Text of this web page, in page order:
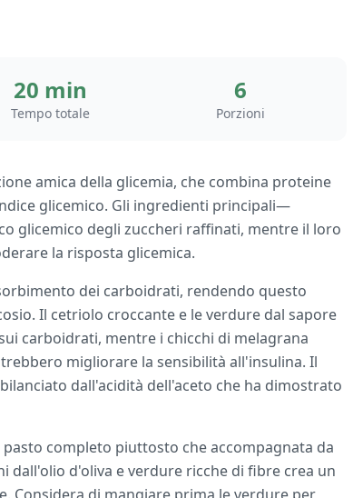
20 min
Tempo totale
6
Porzioni
amica della glicemia, che combina proteine
glicemico. Gli ingredienti principali—
glicemico degli zuccheri raffinati, mentre il loro
la risposta glicemica.
dei carboidrati, rendendo questo
Il cetriolo croccante e le verdure dal sapore
carboidrati, mentre i chicchi di melagrana
migliorare la sensibilità all'insulina. Il
dall'acidità dell'aceto che ha dimostrato
completo piuttosto che accompagnata da
dall'olio d'oliva e verdure ricche di fibre crea un